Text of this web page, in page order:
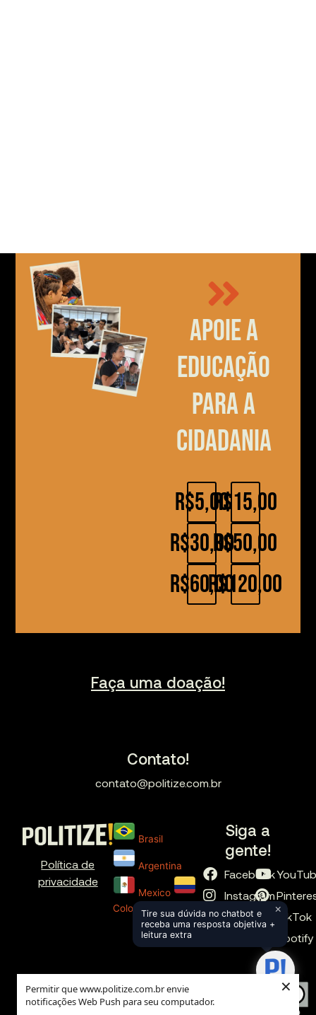
Permitir que www.politize.com.br envie
notificações Web Push para seu computador.
×
Apoie a
educação
para a
cidadania
R$5,00
R$30,00
R$60,00
R$15,00
R$50,00
R$120,00
Faça uma doação!
Contato!
contato@politize.com.br
Política de
privacidade
Brasil
Argentina
Mexico
Colombia
Siga a
gente!
Facebook
Instagram
X
TikTok
Spotify
Tire sua dúvida no chatbot e
receba uma resposta objetiva +
leitura extra
×